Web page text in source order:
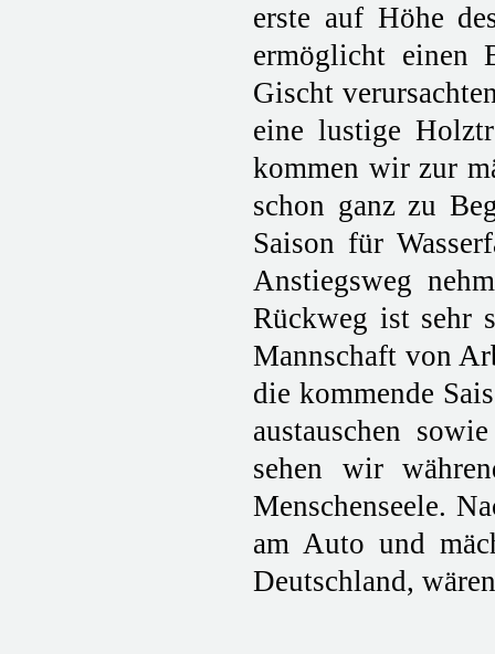
erste auf Höhe
ermöglicht einen
Gischt
eine lustige
kommen wir zur
schon ganz zu
Saison für
Anstiegsweg
Rückweg ist sehr
Mannschaft von
die kommende
austauschen
sehen wir
Menschenseele.
am Auto und
Deutschland,